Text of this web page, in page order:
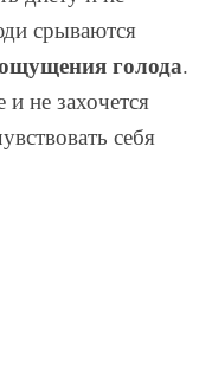
срываются
голода.
не захочется
себя